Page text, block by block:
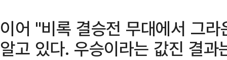
이어 "비록 결승전 무대에서 그
알고 있다. 우승이라는 값진 결